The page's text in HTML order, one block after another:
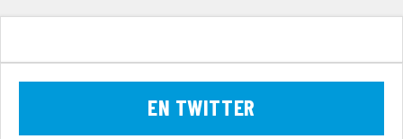
EN TWITTER